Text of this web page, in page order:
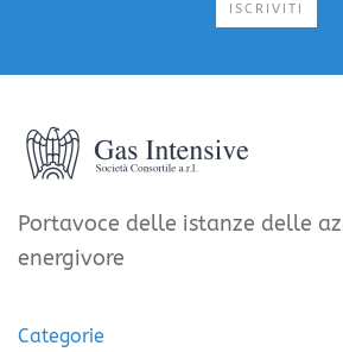
ISCRIVITI
Portavoce delle istanze delle
energivore
Categorie